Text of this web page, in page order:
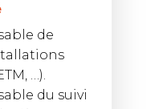
de
…).
du suivi